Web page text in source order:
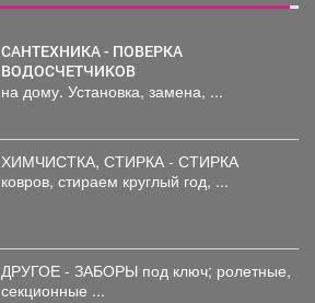
САНТЕХНИКА - ПОВЕРКА
ВОДОСЧЕТЧИКОВ
на дому. Установка, замена, ...
ХИМЧИСТКА, СТИРКА - СТИРКА
ковров, стираем круглый год, ...
ДРУГОЕ - ЗАБОРЫ под ключ; ролетные,
секционные ...